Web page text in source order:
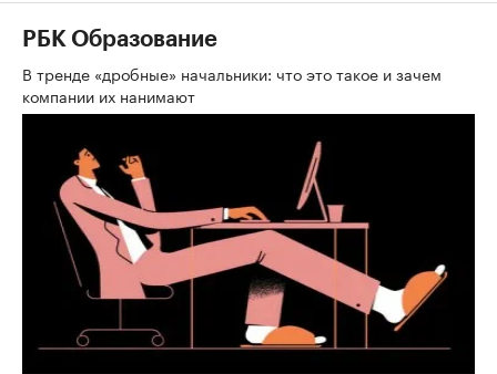
РБК Образование
В тренде «дробные» начальники: что это такое и зачем
компании их нанимают